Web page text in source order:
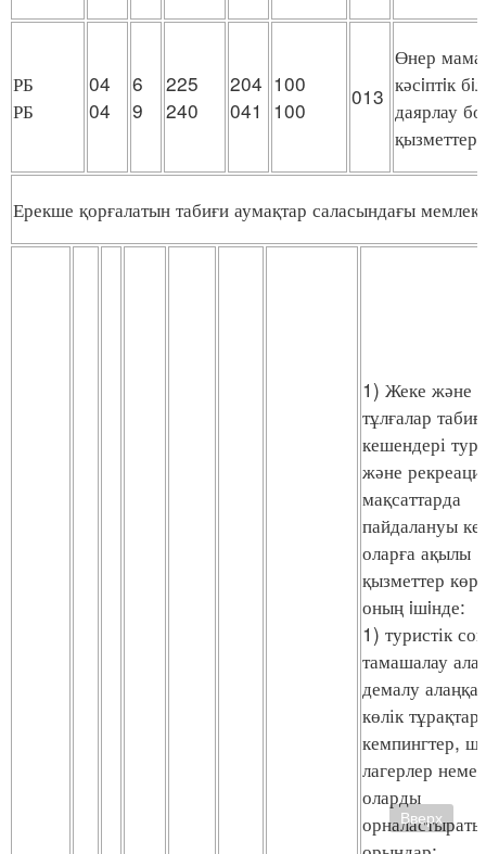
РБ
РБ
04
04
6
9
225
240
204
041
100
100
013
Өнер
кәсiптiк
даярлау
қызметтер
Ерекше қорғалатын табиғи аумақтар саласындағы
1) Жеке және
тұлғалар
кешендері
және
мақсаттарда
пайдалануы
оларға ақылы
қызметтер
оның iшiнде:
1) туристік
тамашалау
демалу
көлік
кемпингтер,
лагерлер
оларды
Вверх